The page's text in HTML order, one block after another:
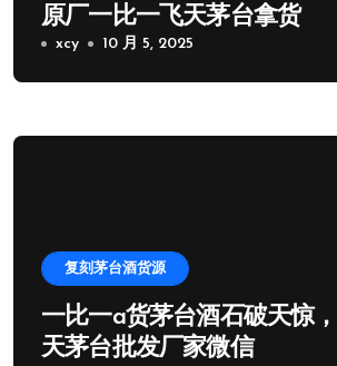
原厂一比一飞天茅台拿货
xcy 10 月 5, 2025
复刻茅台酒货源
一比一a货茅台酒石破天惊
天茅台批发厂家微信